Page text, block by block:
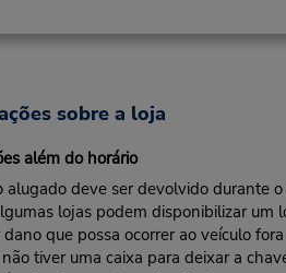
sobre a loja
além do horário
alugado deve ser devolvido durante
lojas podem disponibilizar um
que possa ocorrer ao veículo
tiver uma caixa para deixar a